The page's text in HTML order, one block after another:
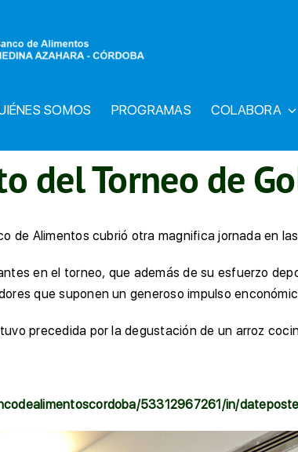
SOMOS PROGRAMAS COLABORA
del Torneo de
de Alimentos cubrió otra magnifica jornada en
en el torneo, que además de su esfuerzo
que suponen un generoso impulso
precedida por la degustación de un arroz
53312967261/in/